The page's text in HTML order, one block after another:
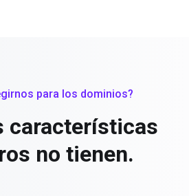
para los dominios?
características
no tienen.